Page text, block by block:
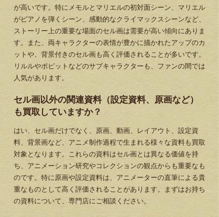
が高いです。特にメモルとマリエルの初対面シーン、マリエル
がピアノを弾くシーン、感動的なクライマックスシーンなど、
ストーリー上の重要な場面のセル画は需要が高い傾向にありま
す。また、両キャラクターの表情が豊かに描かれたアップのカ
ットや、背景付きのセル画も高く評価されることが多いです。
リルルやポピットなどのサブキャラクターも、ファンの間では
人気があります。
セル画以外の関連資料（設定資料、原画など）
も買取していますか？
はい、セル画だけでなく、原画、動画、レイアウト、設定資
料、背景画など、アニメ制作過程で生まれる様々な資料も買取
対象となります。これらの資料はセル画とは異なる価値を持
ち、アニメーション研究やコレクションの観点からも重要なも
のです。特に原画や設定資料は、アニメーターの直筆による貴
重なものとして高く評価されることがあります。まずはお持ち
の資料について、専門店にご相談ください。